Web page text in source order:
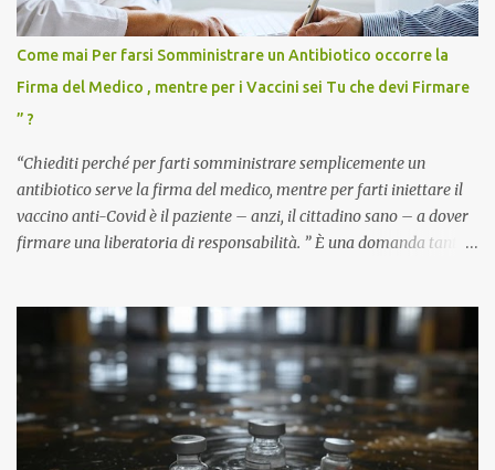
Come mai Per farsi Somministrare un Antibiotico occorre la
Firma del Medico , mentre per i Vaccini sei Tu che devi Firmare
” ?
“Chiediti perché per farti somministrare semplicemente un
antibiotico serve la firma del medico, mentre per farti iniettare il
vaccino anti-Covid è il paziente – anzi, il cittadino sano – a dover
firmare una liberatoria di responsabilità. ” È una domanda tanto
pandemia. Un interrogativo che dovrebbe scuotere chiunque abbia
ancora il coraggio di pensare con la propria testa. Per il vaccino
anti-Covid, un pro-farmaco, con autorizzazione condizionata,
sviluppato in tempi record, con tecnologie mai utilizzate prima su
larga scala, ancora oggetto di studio e di discussione
internazionale serve solo una firma. La tua. Lo si somministra